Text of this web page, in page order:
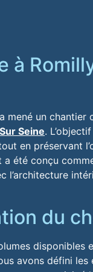
à
mené un chantier
Seine.
en préservant
été conçu
l’architecture
du
disponibles
avons défini les